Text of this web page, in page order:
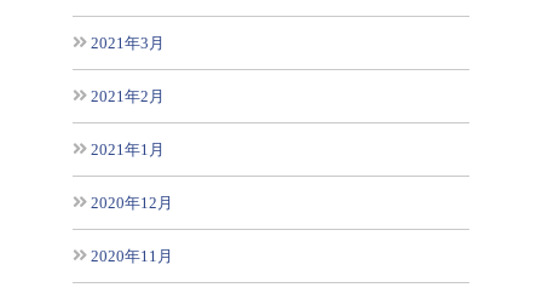
2021年3月
2021年2月
2021年1月
2020年12月
2020年11月